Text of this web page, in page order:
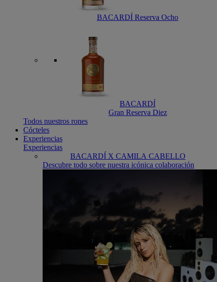
BACARDÍ Reserva Ocho
BACARDÍ
Gran Reserva Diez
Todos nuestros rones
Cócteles
Experiencias
Experiencias
BACARDÍ X CAMILA CABELLO
Descubre todo sobre nuestra icónica colaboración